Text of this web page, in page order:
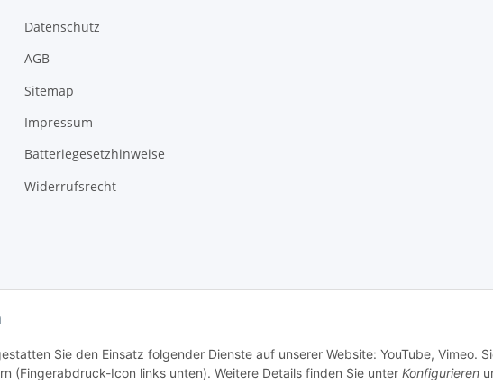
Sie den Einsatz folgender Dienste auf unserer Website: YouTube, Vimeo.
(Fingerabdruck-Icon links unten). Weitere Details finden Sie unter Konfigurieren
Datenschutz
AGB
Sitemap
Impressum
Batteriegesetzhinweise
Widerrufsrecht